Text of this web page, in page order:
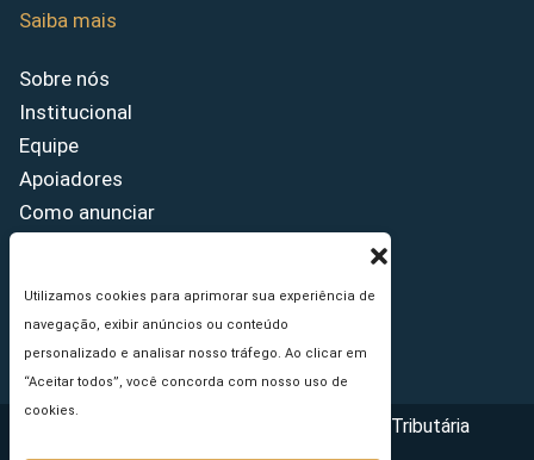
Utilizamos cookies para aprimorar sua experiência de
navegação, exibir anúncios ou conteúdo
personalizado e analisar nosso tráfego. Ao clicar em
“Aceitar todos”, você concorda com nosso uso de
cookies.
Saiba mais
Sobre nós
Institucional
Equipe
Apoiadores
Como anunciar
Princípios Editoriais
Copyright © 2026 - Portal da Reforma Tributária